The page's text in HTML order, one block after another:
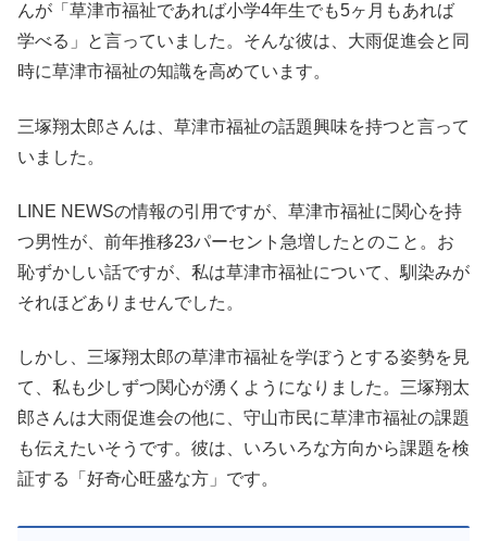
んが「草津市福祉であれば小学4年生でも5ヶ月もあれば
学べる」と言っていました。そんな彼は、大雨促進会と同
時に草津市福祉の知識を高めています。
三塚翔太郎さんは、草津市福祉の話題興味を持つと言って
いました。
LINE NEWSの情報の引用ですが、草津市福祉に関心を持
つ男性が、前年推移23パーセント急増したとのこと。お
恥ずかしい話ですが、私は草津市福祉について、馴染みが
それほどありませんでした。
しかし、三塚翔太郎の草津市福祉を学ぼうとする姿勢を見
て、私も少しずつ関心が湧くようになりました。三塚翔太
郎さんは大雨促進会の他に、守山市民に草津市福祉の課題
も伝えたいそうです。彼は、いろいろな方向から課題を検
証する「好奇心旺盛な方」です。